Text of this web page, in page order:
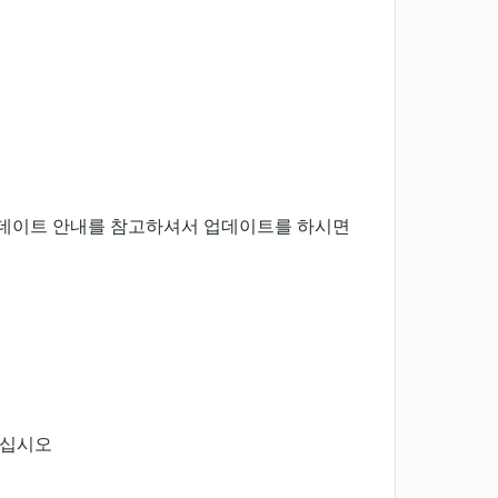
트 안내를 참고하셔서 업데이트를 하시면
시오